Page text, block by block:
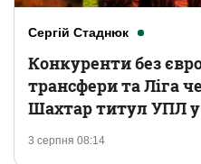
Сергій Стаднюк
3 серпня 08:14
Конкуренти без
трансфери та Ліга
Шахтар титул УПЛ у